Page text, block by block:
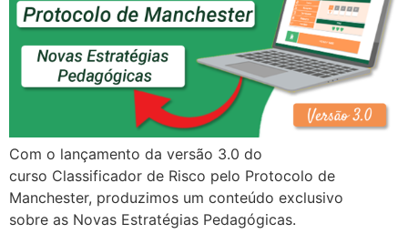
Com o lançamento da versão 3.0 do
curso Classificador de Risco pelo Protocolo de
Manchester, produzimos um conteúdo exclusivo
sobre as Novas Estratégias Pedagógicas.